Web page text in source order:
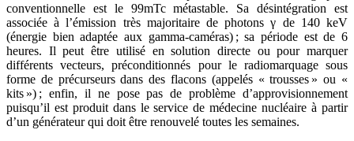
conventionnelle est le 99mTc métastable. Sa désintégration est
associée à l’émission très majoritaire de photons γ de 140 keV
(énergie bien adaptée aux gamma-caméras) ; sa période est de 6
heures. Il peut être utilisé en solution directe ou pour marquer
différents vecteurs, préconditionnés pour le radiomarquage sous
forme de précurseurs dans des flacons (appelés « trousses » ou «
kits ») ; enfin, il ne pose pas de problème d’approvisionnement
puisqu’il est produit dans le service de médecine nucléaire à partir
d’un générateur qui doit être renouvelé toutes les semaines.